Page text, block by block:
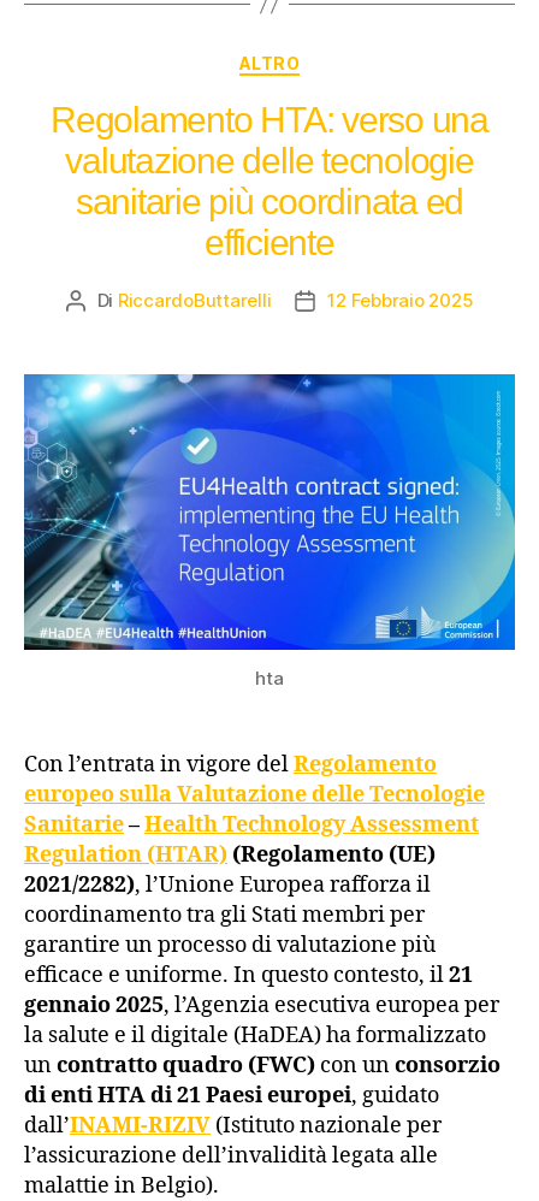
ALTRO
Regolamento HTA: verso una
valutazione delle tecnologie
sanitarie più coordinata ed
efficiente
Di RiccardoButtarelli 12 Febbraio 2025
hta
Con l’entrata in vigore delRegolamento
europeo sulla Valutazione delle Tecnologie
Sanitarie–Health Technology Assessment
Regulation (HTAR) (Regolamento (UE)
2021/2282), l’Unione Europea rafforza il
coordinamento tra gli Stati membri per
garantire un processo di valutazione più
efficace e uniforme. In questo contesto, il21
gennaio 2025, l’Agenzia esecutiva europea per
la salute e il digitale (HaDEA) ha formalizzato
uncontratto quadro (FWC) con unconsorzio
di enti HTA di 21 Paesi europei, guidato
dall’INAMI-RIZIV (Istituto nazionale per
l’assicurazione dell’invalidità legata alle
malattie in Belgio).